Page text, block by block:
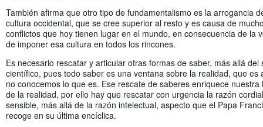
También afirma que otro tipo de fundamentalismo es la arrogancia
cultura occidental, que se cree superior al resto y es causa de
conflictos que hoy tienen lugar en el mundo, en consecuencia de la
de imponer esa cultura en todos los rincones.
Es necesario rescatar y articular otras formas de saber, más allá del
científico, pues todo saber es una ventana sobre la realidad, que es
no conocemos lo que es. Ese rescate de saberes enriquece nuestra
de la realidad, por ello hay que rescatar con urgencia la razón
sensible, más allá de la razón intelectual, aspecto que el Papa
recoge en su última encíclica.